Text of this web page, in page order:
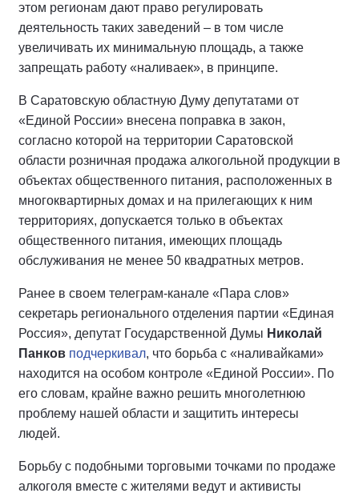
этом регионам дают право регулировать
деятельность таких заведений – в том числе
увеличивать их минимальную площадь, а также
запрещать работу «наливаек», в принципе.
В Саратовскую областную Думу депутатами от
«Единой России» внесена поправка в закон,
согласно которой на территории Саратовской
области розничная продажа алкогольной продукции в
объектах общественного питания, расположенных в
многоквартирных домах и на прилегающих к ним
территориях, допускается только в объектах
общественного питания, имеющих площадь
обслуживания не менее 50 квадратных метров.
Ранее в своем телеграм-канале «Пара слов»
секретарь регионального отделения партии «Единая
Россия», депутат Государственной Думы Николай
Панков подчеркивал, что борьба с «наливайками»
находится на особом контроле «Единой России». По
его словам, крайне важно решить многолетнюю
проблему нашей области и защитить интересы
людей.
Борьбу с подобными торговыми точками по продаже
алкоголя вместе с жителями ведут и активисты